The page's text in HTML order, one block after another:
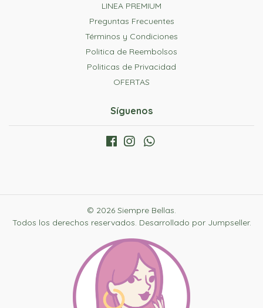
LINEA PREMIUM
Preguntas Frecuentes
Términos y Condiciones
Politica de Reembolsos
Politicas de Privacidad
OFERTAS
Síguenos
© 2026 Siempre Bellas.
Todos los derechos reservados. Desarrollado por Jumpseller.